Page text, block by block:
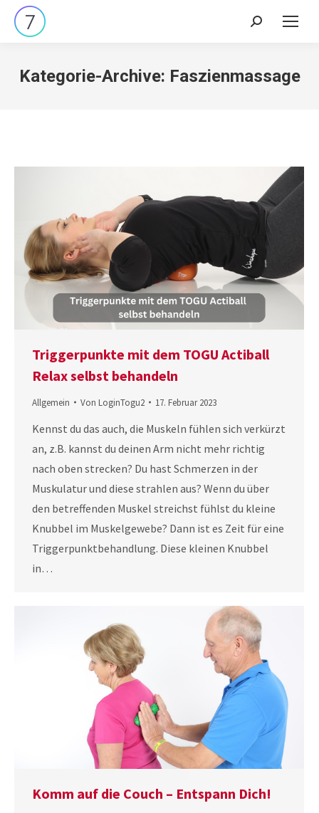
Search:
Kategorie-Archive: Faszienmassage
Triggerpunkte mit dem TOGU Actiball
Relax selbst behandeln
Allgemein Von LoginTogu2 17. Februar 2023
Kennst du das auch, die Muskeln fühlen sich verkürzt
an, z.B. kannst du deinen Arm nicht mehr richtig
nach oben strecken? Du hast Schmerzen in der
Muskulatur und diese strahlen aus? Wenn du über
den betreffenden Muskel streichst fühlst du kleine
Knubbel im Muskelgewebe? Dann ist es Zeit für eine
Triggerpunktbehandlung. Diese kleinen Knubbel
in…
Komm auf die Couch – Entspann Dich!